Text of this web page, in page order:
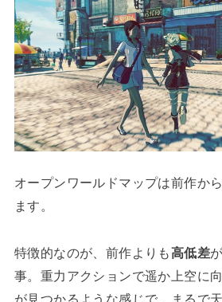
オープンワールドマップは前作から
ます。
特徴的なのが、前作よりも高低差
事。重力アクションで遥か上空に
が見つかるような感じで、まるで